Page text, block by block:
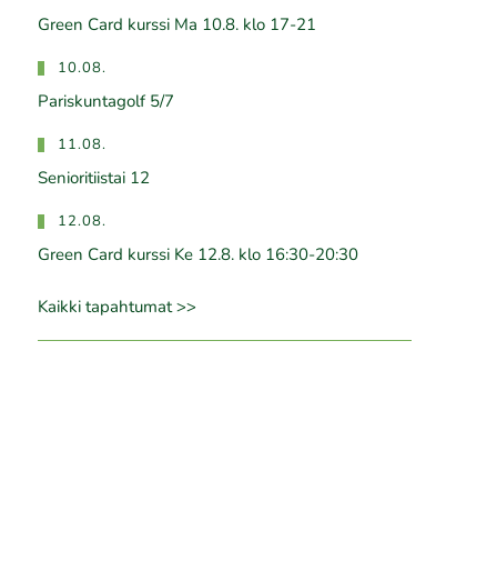
Green Card kurssi Ma 10.8. klo 17-21
10.08.
Pariskuntagolf 5/7
11.08.
Senioritiistai 12
12.08.
Green Card kurssi Ke 12.8. klo 16:30-20:30
Kaikki tapahtumat >>